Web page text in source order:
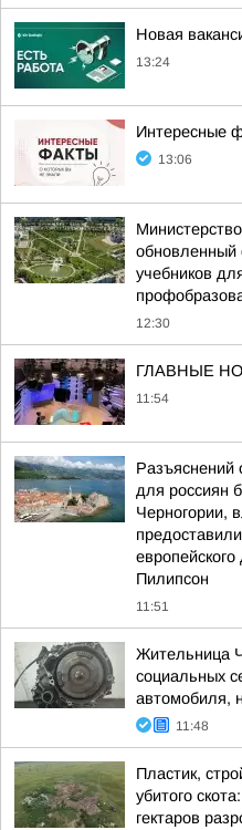
Новая
13:24
Интересные
13:06
учебников
12:30
ГЛАВНЫЕ
11:54
Разъяснений
для россиян
Черногории,
Пилипсон
11:51
Жительница
социальных
автомобиля,
11:48
Пластик,
убитого
гектаров